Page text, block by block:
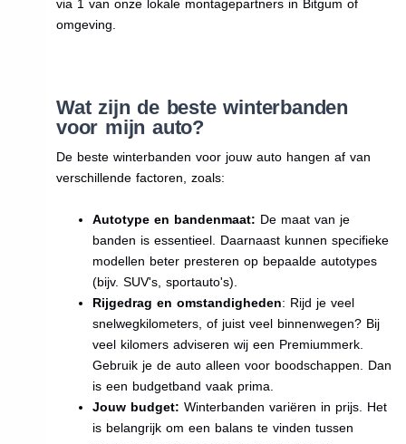
via 1 van onze lokale montagepartners in Bitgum of
omgeving.
Wat zijn de beste winterbanden
voor mijn auto?
De beste winterbanden voor jouw auto hangen af van
verschillende factoren, zoals:
Autotype en bandenmaat: De maat van je
banden is essentieel. Daarnaast kunnen specifieke
modellen beter presteren op bepaalde autotypes
(bijv. SUV's, sportauto's).
Rijgedrag en omstandigheden: Rijd je veel
snelwegkilometers, of juist veel binnenwegen? Bij
veel kilomers adviseren wij een Premiummerk.
Gebruik je de auto alleen voor boodschappen. Dan
is een budgetband vaak prima.
Jouw budget: Winterbanden variëren in prijs. Het
is belangrijk om een balans te vinden tussen